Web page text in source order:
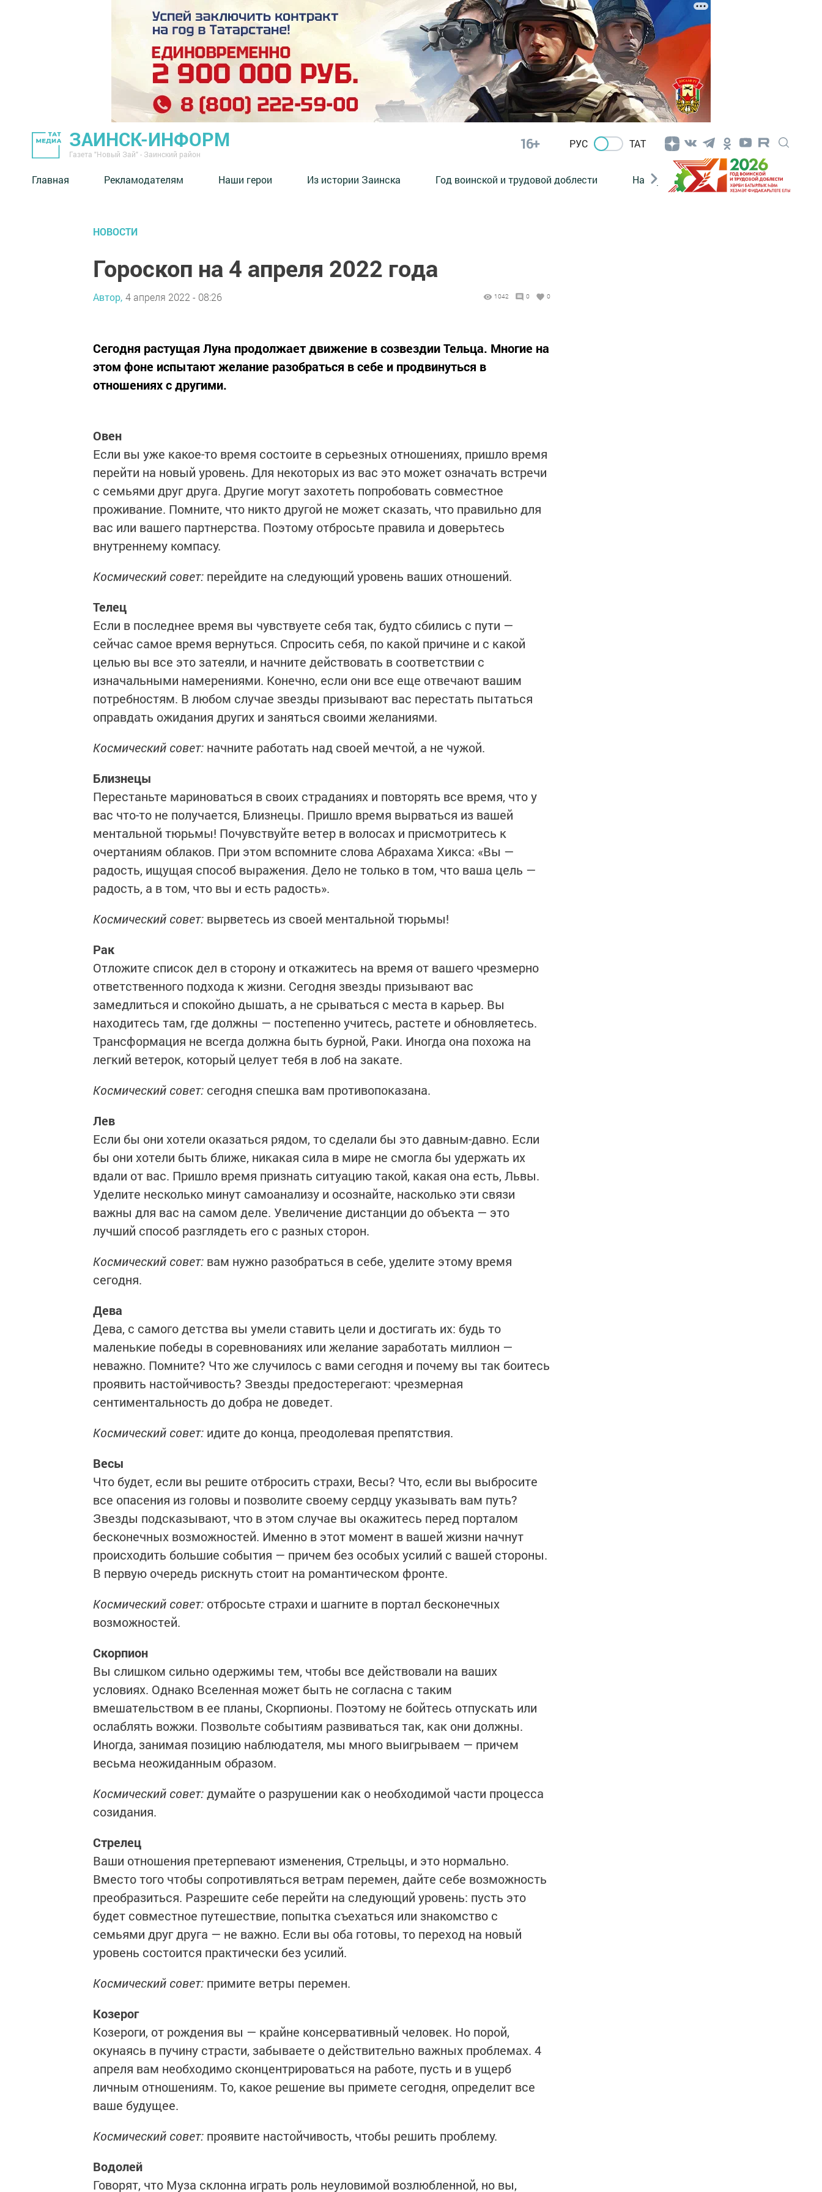
ЗАИНСК-ИНФОРМ
Газета "Новый Зай" - Заинский район
16+ РУС ТАТ
Главная Рекламодателям Наши герои Из истории Заинска Год воинской и трудовой доблести Нацпроекты Поколение будущего
НОВОСТИ
Гороскоп на 4 апреля 2022 года
Автор, 4 апреля 2022 - 08:26 1042 0 0
Сегодня растущая Луна продолжает движение в созвездии Тельца. Многие на
этом фоне испытают желание разобраться в себе и продвинуться в
отношениях с другими.
Овен
Если вы уже какое-то время состоите в серьезных отношениях, пришло время
перейти на новый уровень. Для некоторых из вас это может означать встречи
с семьями друг друга. Другие могут захотеть попробовать совместное
проживание. Помните, что никто другой не может сказать, что правильно для
вас или вашего партнерства. Поэтому отбросьте правила и доверьтесь
внутреннему компасу.
Космический совет: перейдите на следующий уровень ваших отношений.
Телец
Если в последнее время вы чувствуете себя так, будто сбились с пути —
сейчас самое время вернуться. Спросить себя, по какой причине и с какой
целью вы все это затеяли, и начните действовать в соответствии с
изначальными намерениями. Конечно, если они все еще отвечают вашим
потребностям. В любом случае звезды призывают вас перестать пытаться
оправдать ожидания других и заняться своими желаниями.
Космический совет: начните работать над своей мечтой, а не чужой.
Близнецы
Перестаньте мариноваться в своих страданиях и повторять все время, что у
вас что-то не получается, Близнецы. Пришло время вырваться из вашей
ментальной тюрьмы! Почувствуйте ветер в волосах и присмотритесь к
очертаниям облаков. При этом вспомните слова Абрахама Хикса: «Вы —
радость, ищущая способ выражения. Дело не только в том, что ваша цель —
радость, а в том, что вы и есть радость».
Космический совет: вырветесь из своей ментальной тюрьмы!
Рак
Отложите список дел в сторону и откажитесь на время от вашего чрезмерно
ответственного подхода к жизни. Сегодня звезды призывают вас
замедлиться и спокойно дышать, а не срываться с места в карьер. Вы
находитесь там, где должны — постепенно учитесь, растете и обновляетесь.
Трансформация не всегда должна быть бурной, Раки. Иногда она похожа на
легкий ветерок, который целует тебя в лоб на закате.
Космический совет: сегодня спешка вам противопоказана.
Лев
Если бы они хотели оказаться рядом, то сделали бы это давным-давно. Если
бы они хотели быть ближе, никакая сила в мире не смогла бы удержать их
вдали от вас. Пришло время признать ситуацию такой, какая она есть, Львы.
Уделите несколько минут самоанализу и осознайте, насколько эти связи
важны для вас на самом деле. Увеличение дистанции до объекта — это
лучший способ разглядеть его с разных сторон.
Космический совет: вам нужно разобраться в себе, уделите этому время
сегодня.
Дева
Дева, с самого детства вы умели ставить цели и достигать их: будь то
маленькие победы в соревнованиях или желание заработать миллион —
неважно. Помните? Что же случилось с вами сегодня и почему вы так боитесь
проявить настойчивость? Звезды предостерегают: чрезмерная
сентиментальность до добра не доведет.
Космический совет: идите до конца, преодолевая препятствия.
Весы
Что будет, если вы решите отбросить страхи, Весы? Что, если вы выбросите
все опасения из головы и позволите своему сердцу указывать вам путь?
Звезды подсказывают, что в этом случае вы окажитесь перед порталом
бесконечных возможностей. Именно в этот момент в вашей жизни начнут
происходить большие события — причем без особых усилий с вашей стороны.
В первую очередь рискнуть стоит на романтическом фронте.
Космический совет: отбросьте страхи и шагните в портал бесконечных
возможностей.
Скорпион
Вы слишком сильно одержимы тем, чтобы все действовали на ваших
условиях. Однако Вселенная может быть не согласна с таким
вмешательством в ее планы, Скорпионы. Поэтому не бойтесь отпускать или
ослаблять вожжи. Позвольте событиям развиваться так, как они должны.
Иногда, занимая позицию наблюдателя, мы много выигрываем — причем
весьма неожиданным образом.
Космический совет:думайте о разрушении как о необходимой части процесса
созидания.
Стрелец
Ваши отношения претерпевают изменения, Стрельцы, и это нормально.
Вместо того чтобы сопротивляться ветрам перемен, дайте себе возможность
преобразиться. Разрешите себе перейти на следующий уровень: пусть это
будет совместное путешествие, попытка съехаться или знакомство с
семьями друг друга — не важно. Если вы оба готовы, то переход на новый
уровень состоится практически без усилий.
Космический совет: примите ветры перемен.
Козерог
Козероги, от рождения вы — крайне консервативный человек. Но порой,
окунаясь в пучину страсти, забываете о действительно важных проблемах. 4
апреля вам необходимо сконцентрироваться на работе, пусть и в ущерб
личным отношениям. То, какое решение вы примете сегодня, определит все
ваше будущее.
Космический совет: проявите настойчивость, чтобы решить проблему.
Водолей
Говорят, что Муза склонна играть роль неуловимой возлюбленной, но вы,